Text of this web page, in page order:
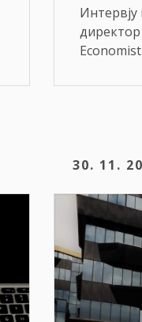
директор
30. 11.